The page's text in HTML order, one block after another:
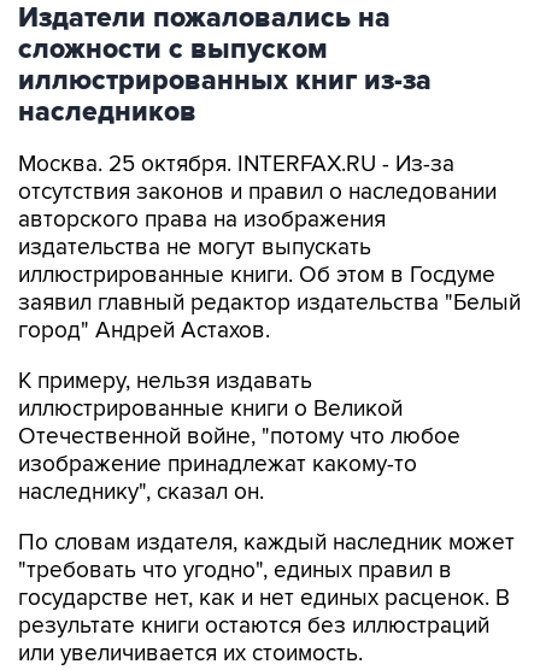
Издатели пожаловались на
сложности с выпуском
иллюстрированных книг из-за
наследников
Москва. 25 октября. INTERFAX.RU - Из-за
отсутствия законов и правил о наследовании
авторского права на изображения
издательства не могут выпускать
иллюстрированные книги. Об этом в Госдуме
заявил главный редактор издательства "Белый
город" Андрей Астахов.
К примеру, нельзя издавать
иллюстрированные книги о Великой
Отечественной войне, "потому что любое
изображение принадлежат какому-то
наследнику", сказал он.
По словам издателя, каждый наследник может
"требовать что угодно", единых правил в
государстве нет, как и нет единых расценок. В
результате книги остаются без иллюстраций
или увеличивается их стоимость.